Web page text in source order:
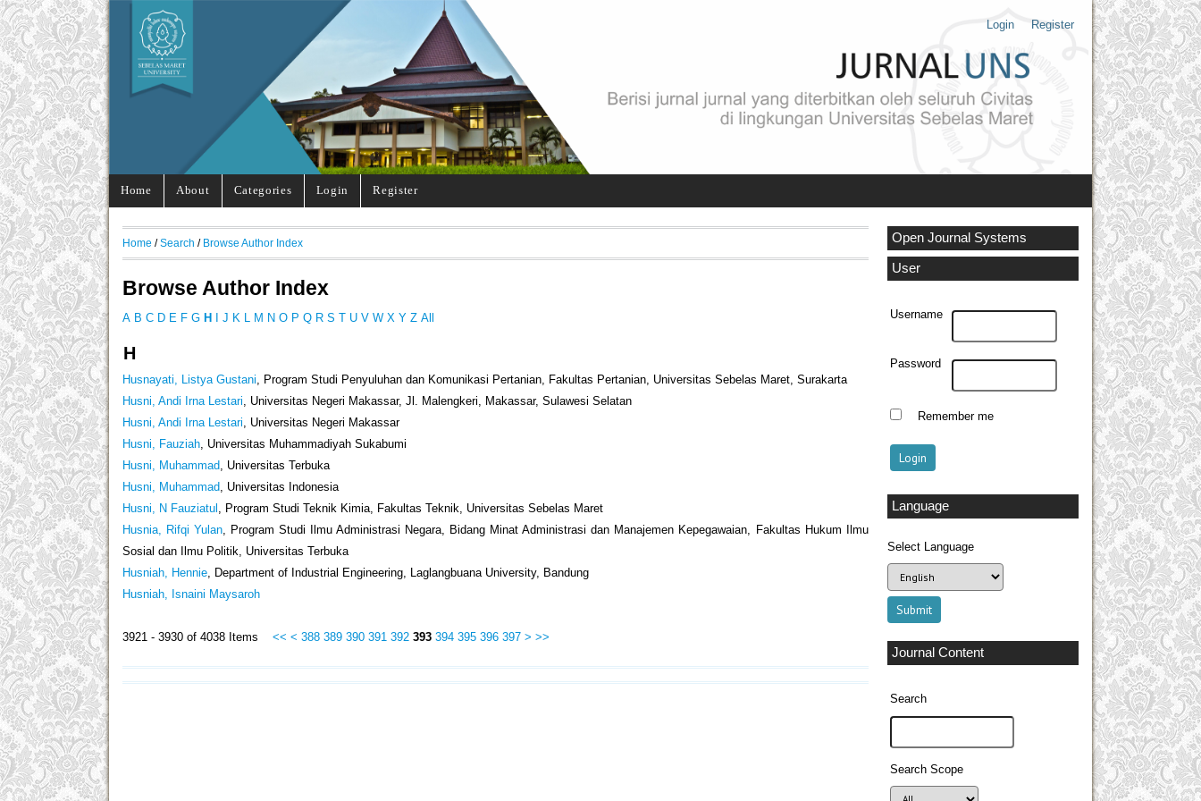
Login Register
Home About Categories Login Register
Open Journal Systems
User
Username
Password
Remember me
Language
Select Language
Journal Content
Search
Search Scope
Home / Search / Browse Author Index
Browse Author Index
A B C D E F G H I J K L M N O P Q R S T U V W X Y Z All
H
Husnayati, Listya Gustani, Program Studi Penyuluhan dan Komunikasi Pertanian, Fakultas Pertanian, Universitas Sebelas Maret, Surakarta
Husni, Andi Irna Lestari, Universitas Negeri Makassar, Jl. Malengkeri, Makassar, Sulawesi Selatan
Husni, Andi Irna Lestari, Universitas Negeri Makassar
Husni, Fauziah, Universitas Muhammadiyah Sukabumi
Husni, Muhammad, Universitas Terbuka
Husni, Muhammad, Universitas Indonesia
Husni, N Fauziatul , Program Studi Teknik Kimia, Fakultas Teknik, Universitas Sebelas Maret
Husnia, Rifqi Yulan, Program Studi Ilmu Administrasi Negara, Bidang Minat Administrasi dan Manajemen Kepegawaian, Fakultas Hukum Ilmu
Sosial dan Ilmu Politik, Universitas Terbuka
Husniah, Hennie, Department of Industrial Engineering, Laglangbuana University, Bandung
Husniah, Isnaini Maysaroh
3921 - 3930 of 4038 Items << < 388 389 390 391 392 393 394 395 396 397 > >>